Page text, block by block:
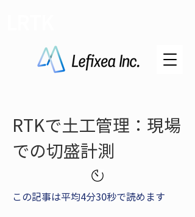
RTKで土工管理：現場
での切盛計測
この記事は平均4分30秒で読めます